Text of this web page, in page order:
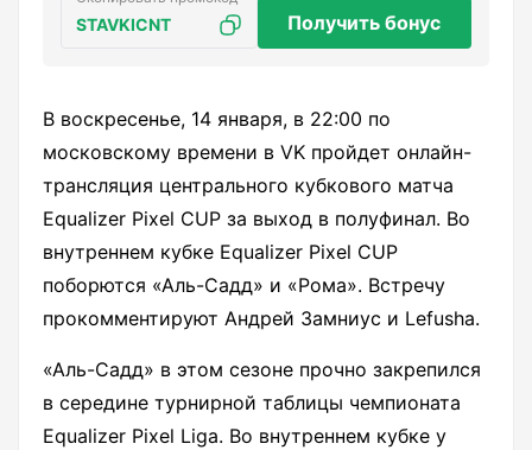
STAVKICNT Получить бонус
В воскресенье, 14 января, в 22:00 по
московскому времени в VK пройдет онлайн-
трансляция центрального кубкового матча
Equalizer Pixel CUP за выход в полуфинал. Во
внутреннем кубке Equalizer Pixel CUP
поборются «Аль-Садд» и «Рома». Встречу
прокомментируют Андрей Замниус и Lefusha.
«Аль-Садд» в этом сезоне прочно закрепился
в середине турнирной таблицы чемпионата
Equalizer Pixel Liga. Во внутреннем кубке у